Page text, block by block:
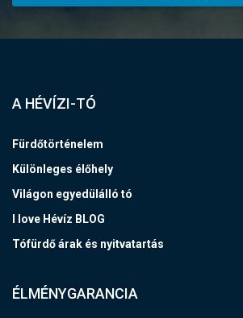
A HÉVÍZI-TÓ
Fürdőtörténelem
Különleges élőhely
Világon egyedülálló tó
I love Hévíz BLOG
Tófürdő árak és nyitvatartás
ÉLMÉNYGARANCIA